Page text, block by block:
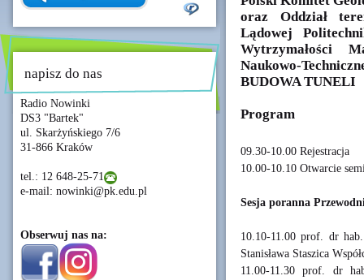
napisz do nas
Radio Nowinki
DS3 "Bartek"
ul. Skarżyńskiego 7/6
31-866 Kraków
tel.: 12 648-25-71
e-mail: nowinki@pk.edu.pl
Obserwuj nas na:
oraz Oddział
Lądowej
Wytrzymałości
Naukowo-
BUDOWA TUNELI
Program
09.30-10.00 Rejestracja
10.00-10.10 Otwarcie
Sesja poranna
10.10-11.00 prof. dr
Stanisława Staszica
11.00-11.30 prof. dr